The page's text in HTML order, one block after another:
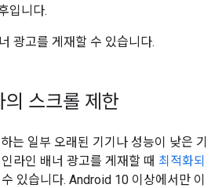
입니다.
광고를 게재할 수 있습니다.
스크롤 제한
는 일부 오래된 기기나 성능이 낮은 기
라인 배너 광고를 게재할 때 최적화되
있습니다. Android 10 이상에서만 이